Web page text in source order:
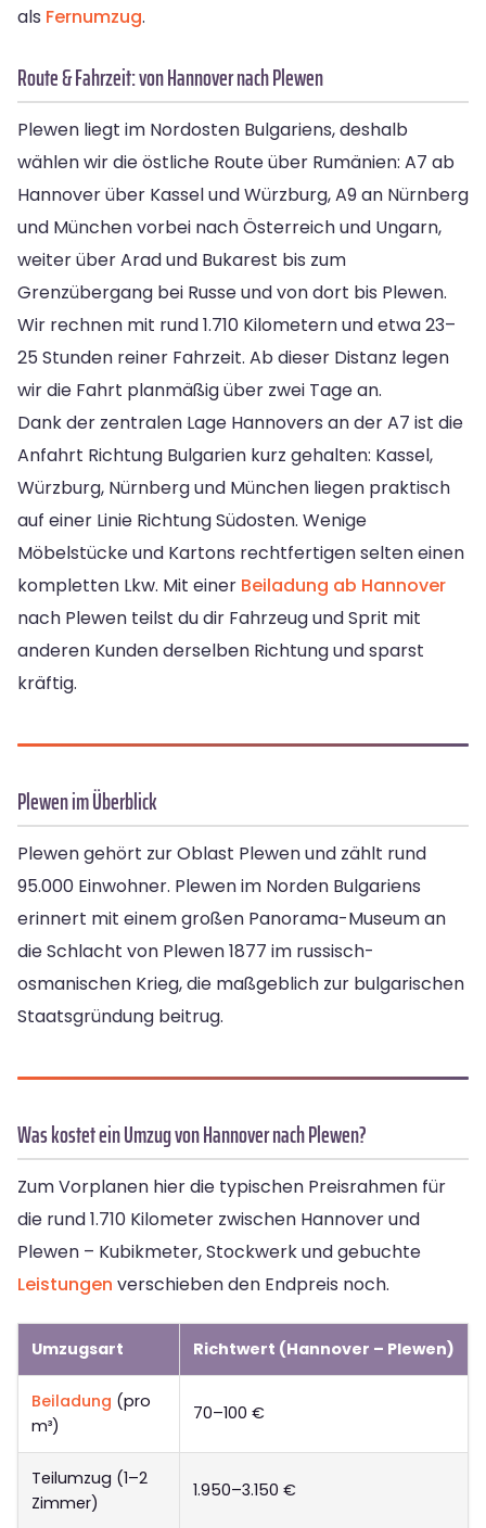
als Fernumzug.
Route & Fahrzeit: von Hannover nach Plewen
Plewen liegt im Nordosten Bulgariens, deshalb
wählen wir die östliche Route über Rumänien: A7 ab
Hannover über Kassel und Würzburg, A9 an Nürnberg
und München vorbei nach Österreich und Ungarn,
weiter über Arad und Bukarest bis zum
Grenzübergang bei Russe und von dort bis Plewen.
Wir rechnen mit rund 1.710 Kilometern und etwa 23–
25 Stunden reiner Fahrzeit. Ab dieser Distanz legen
wir die Fahrt planmäßig über zwei Tage an.
Dank der zentralen Lage Hannovers an der A7 ist die
Anfahrt Richtung Bulgarien kurz gehalten: Kassel,
Würzburg, Nürnberg und München liegen praktisch
auf einer Linie Richtung Südosten. Wenige
Möbelstücke und Kartons rechtfertigen selten einen
kompletten Lkw. Mit einer Beiladung ab Hannover
nach Plewen teilst du dir Fahrzeug und Sprit mit
anderen Kunden derselben Richtung und sparst
kräftig.
Plewen im Überblick
Plewen gehört zur Oblast Plewen und zählt rund
95.000 Einwohner. Plewen im Norden Bulgariens
erinnert mit einem großen Panorama-Museum an
die Schlacht von Plewen 1877 im russisch-
osmanischen Krieg, die maßgeblich zur bulgarischen
Staatsgründung beitrug.
Was kostet ein Umzug von Hannover nach Plewen?
Zum Vorplanen hier die typischen Preisrahmen für
die rund 1.710 Kilometer zwischen Hannover und
Plewen – Kubikmeter, Stockwerk und gebuchte
Leistungen verschieben den Endpreis noch.
Umzugsart Richtwert (Hannover – Plewen)
Beiladung (pro
m³)
70–100 €
Teilumzug (1–2
Zimmer)
1.950–3.150 €